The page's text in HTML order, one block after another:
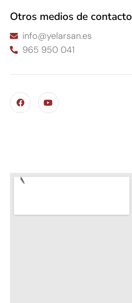
Otros medios de contacto
info@yelarsan.es
965 950 041